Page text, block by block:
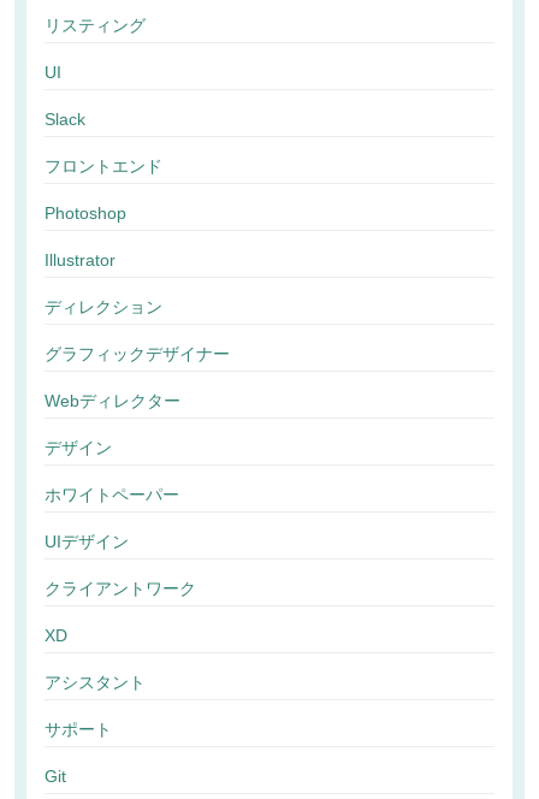
リスティング
UI
Slack
フロントエンド
Photoshop
Illustrator
ディレクション
グラフィックデザイナー
Webディレクター
デザイン
ホワイトペーパー
UIデザイン
クライアントワーク
XD
アシスタント
サポート
Git